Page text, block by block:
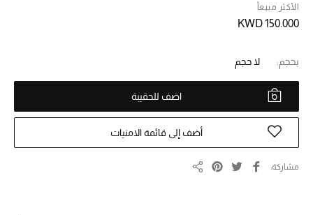
تسوقوا الآن
ما وصلنا حديثاً
الموسم الجديد
النساء
الأكثر مبيعاً
KWD 150.000
بحجم: لا حجم
اضف للحقيبة
أضف إلى قائمة الامنيات
مشاركة